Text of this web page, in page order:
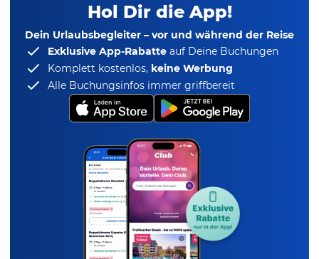
Hol Dir die App!
Dein Urlaubsbegleiter – vor und während der Reise
Exklusive App-Rabatte auf Deine Buchungen
Komplett kostenlos, keine Werbung
Alle Buchungsinfos immer griffbereit